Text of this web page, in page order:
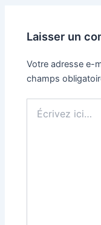
Laisser un
Votre adresse e-
champs
ici…